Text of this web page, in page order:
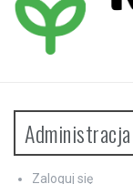
Administracja
Zaloguj się